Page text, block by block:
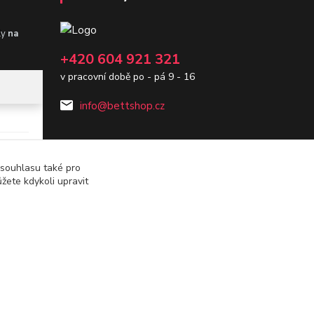
na
+420 604 921 321
v pracovní době po - pá 9 - 16
info@bettshop.cz
také pro
kdykoli upravit